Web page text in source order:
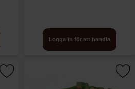
Logga in för att handla